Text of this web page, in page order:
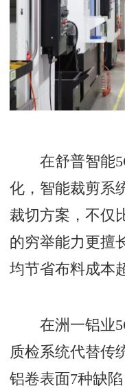
在舒普智能
化，智能裁剪系
裁切方案，不仅
的穷举能力更擅
均节省布料成本
在洲一铝业
质检系统代替传
铝卷表面7种缺